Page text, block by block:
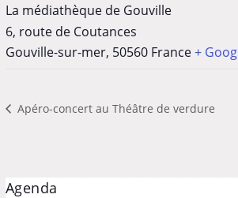
La médiathèque de Gouville
6, route de Coutances
Gouville-sur-mer, 50560 France+
Apéro-concert au Théâtre de verdure
Agenda